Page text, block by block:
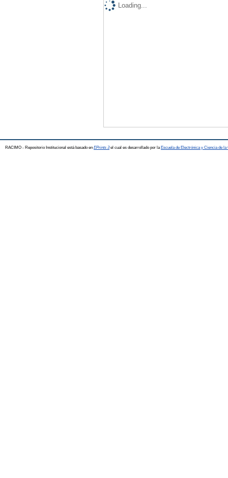
Loading...
RACIMO - Repositorio Institucional está basado en EPrints 3el cual es desarrollado por la Escuela de Electrónica y Ciencia de la